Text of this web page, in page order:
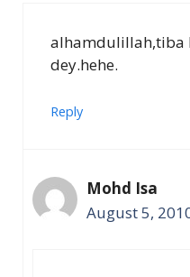
alhamdulillah,tiba
dey.hehe.
Reply
Mohd Isa
August 5,